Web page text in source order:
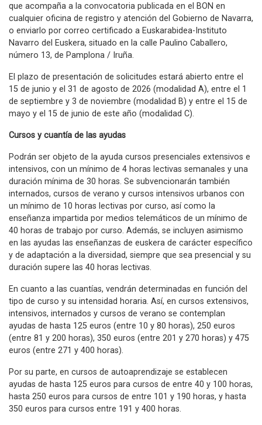
que acompaña a la convocatoria publicada en el BON en
cualquier oficina de registro y atención del Gobierno de Navarra,
o enviarlo por correo certificado a Euskarabidea-Instituto
Navarro del Euskera, situado en la calle Paulino Caballero,
número 13, de Pamplona / Iruña.
El plazo de presentación de solicitudes estará abierto entre el
15 de junio y el 31 de agosto de 2026 (modalidad A), entre el 1
de septiembre y 3 de noviembre (modalidad B) y entre el 15 de
mayo y el 15 de junio de este año (modalidad C).
Cursos y cuantía de las ayudas
Podrán ser objeto de la ayuda cursos presenciales extensivos e
intensivos, con un mínimo de 4 horas lectivas semanales y una
duración mínima de 30 horas. Se subvencionarán también
internados, cursos de verano y cursos intensivos urbanos con
un mínimo de 10 horas lectivas por curso, así como la
enseñanza impartida por medios telemáticos de un mínimo de
40 horas de trabajo por curso. Además, se incluyen asimismo
en las ayudas las enseñanzas de euskera de carácter específico
y de adaptación a la diversidad, siempre que sea presencial y su
duración supere las 40 horas lectivas.
En cuanto a las cuantías, vendrán determinadas en función del
tipo de curso y su intensidad horaria. Así, en cursos extensivos,
intensivos, internados y cursos de verano se contemplan
ayudas de hasta 125 euros (entre 10 y 80 horas), 250 euros
(entre 81 y 200 horas), 350 euros (entre 201 y 270 horas) y 475
euros (entre 271 y 400 horas).
Por su parte, en cursos de autoaprendizaje se establecen
ayudas de hasta 125 euros para cursos de entre 40 y 100 horas,
hasta 250 euros para cursos de entre 101 y 190 horas, y hasta
350 euros para cursos entre 191 y 400 horas.